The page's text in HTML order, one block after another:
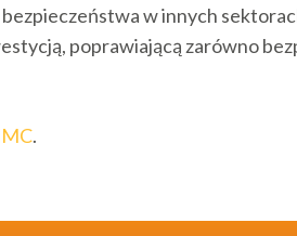
w innych
poprawiającą zarówno
.